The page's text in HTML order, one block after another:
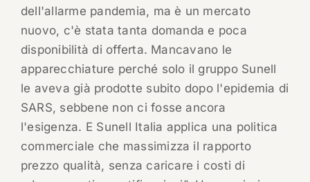
dell'allarme pandemia, ma è un mercato
nuovo, c'è stata tanta domanda e poca
disponibilità di offerta. Mancavano le
apparecchiature perché solo il gruppo Sunell
le aveva già prodotte subito dopo l'epidemia di
SARS, sebbene non ci fosse ancora
l'esigenza. E Sunell Italia applica una politica
commerciale che massimizza il rapporto
prezzo qualità, senza caricare i costi di